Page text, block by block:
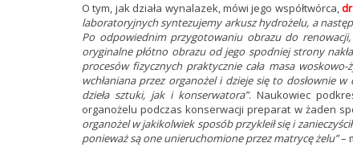
O tym, jak działa wynalazek, mówi jego współtwórca,
laboratoryjnych syntezujemy arkusz hydrożelu, a
Po odpowiednim przygotowaniu obrazu do
oryginalne płótno obrazu od jego spodniej strony
procesów fizycznych praktycznie cała masa
wchłaniana przez organożel i dzieje się to dosłownie
dzieła sztuki, jak i konserwatora”. Naukowiec
organożelu podczas konserwacji preparat w żaden
organożel w jakikolwiek sposób przykleił się i
ponieważ są one unieruchomione przez matrycę żelu”–